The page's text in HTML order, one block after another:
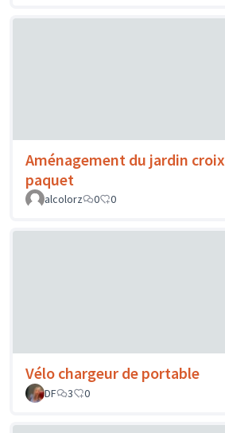
Aménagement du jardin croix
paquet
alcolorz
0 0
Vélo chargeur de portable
DF
3 0